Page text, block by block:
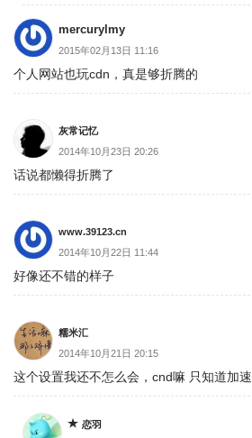
mercurylmy
2015年02月13日 11:16
个人网站也玩cdn，真是够折腾的
灰常记忆
2014年10月23日 20:26
话说都懒得折腾了
www.39123.cn
2014年10月22日 11:44
好像还不错的样子
糯米汇
2014年10月21日 20:15
这个设置我还不怎么会，cnd嘛 只知道加速
恋羽